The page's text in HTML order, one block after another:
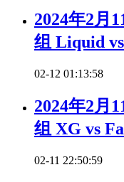
2024年2月
组 Liquid
02-12 01:13:58
2024年2月
组 XG vs
02-11 22:50:59